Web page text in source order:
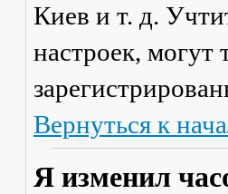
Киев и т. д.
настроек, могут
Вернуться к
Я изменил